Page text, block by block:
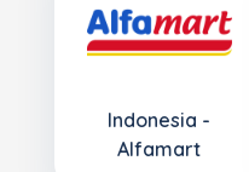
Indonesia -
Alfamart